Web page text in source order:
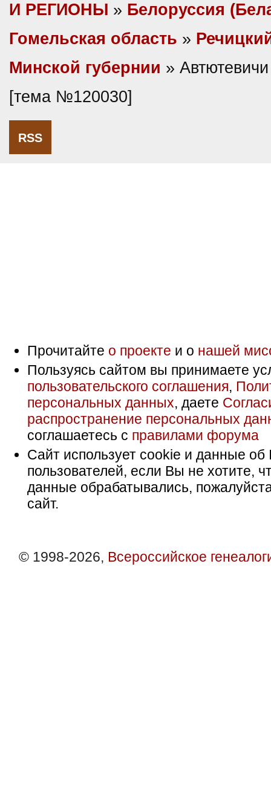
И РЕГИОНЫ » Белоруссия
Гомельская область »
Минской губернии »
[тема №120030]
RSS
Прочитайте о проекте и о нашей
Пользуясь сайтом вы принимаете
пользовательского соглашения,
персональных данных, даете
распространение персональных
соглашаетесь с правилами форума
Сайт использует cookie и данные об
пользователей, если Вы не хотите,
данные обрабатывались,
сайт.
© 1998-2026, Всероссийское